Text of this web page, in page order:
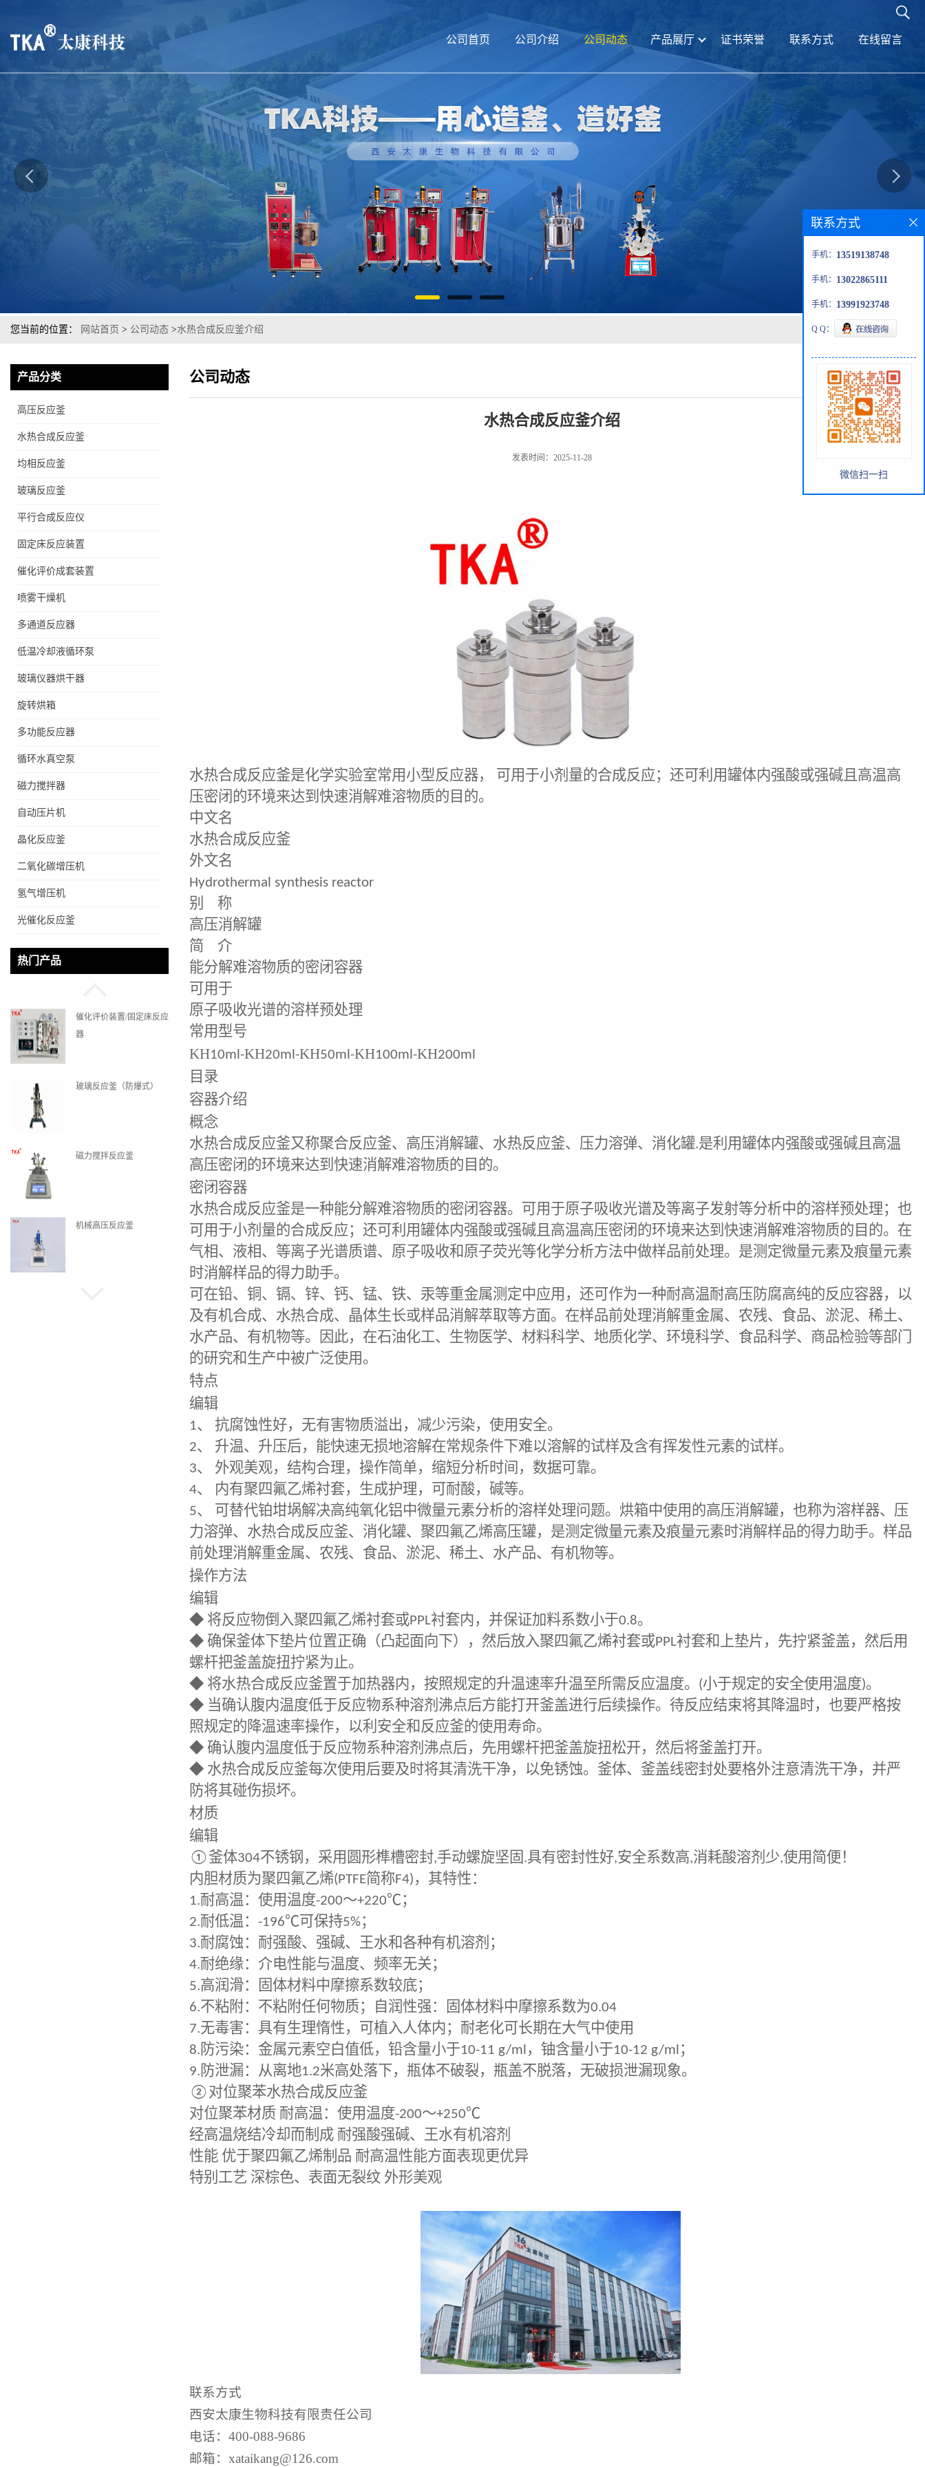
公司首页 公司介绍 公司动态 产品展厅 证书荣誉 联系方式 在线留言
您当前的位置： 网站首页 > 公司动态 >水热合成反应釜介绍
产品分类
高压反应釜
水热合成反应釜
均相反应釜
玻璃反应釜
平行合成反应仪
固定床反应装置
催化评价成套装置
喷雾干燥机
多通道反应器
低温冷却液循环泵
玻璃仪器烘干器
旋转烘箱
多功能反应器
循环水真空泵
磁力搅拌器
自动压片机
晶化反应釜
二氧化碳增压机
氢气增压机
光催化反应釜
热门产品
实验室反应釜
催化评价装置/固定床反应
器
玻璃反应釜（防爆式）
磁力搅拌反应釜
机械高压反应釜
公司动态
水热合成反应釜介绍
发表时间：2025-11-28
水热合成反应釜是化学实验室常用小型反应器，
可用于小剂量的合成反应；还可利用罐体内强酸或强碱且高温高
压密闭的环境来达到快速消解难溶物质的目的。
中文名
水热合成反应釜
外文名
Hydrothermal synthesis reactor
别
称
高压消解罐
简
介
能分解难溶物质的密闭容器
可用于
原子吸收光谱的溶样预处理
常用型号
KH10ml-KH20ml-KH50ml-KH100ml-KH200ml
目录
容器介绍
概念
水热合成反应釜又称聚合反应釜、高压消解罐、水热反应釜、压力溶弹、消化罐.是利用罐体内强酸或强碱且高温
高压密闭的环境来达到快速消解难溶物质的目的。
密闭容器
水热合成反应釜是一种能分解难溶物质的密闭容器。可用于原子吸收光谱及等离子发射等分析中的溶样预处理；也
可用于小剂量的合成反应；还可利用罐体内强酸或强碱且高温高压密闭的环境来达到快速消解难溶物质的目的。在
气相、液相、等离子光谱质谱、原子吸收和原子荧光等化学分析方法中做样品前处理。是测定微量元素及痕量元素
时消解样品的得力助手。
可在铅、铜、镉、锌、钙、锰、铁、汞等重金属测定中应用，还可作为一种耐高温耐高压防腐高纯的反应容器，以
及有机合成、水热合成、晶体生长或样品消解萃取等方面。在样品前处理消解重金属、农残、食品、淤泥、稀土、
水产品、有机物等。因此，在石油化工、生物医学、材料科学、地质化学、环境科学、食品科学、商品检验等部门
的研究和生产中被广泛使用。
特点
编辑
1、 抗腐蚀性好，无有害物质溢出，减少污染，使用安全。
2、 升温、升压后，能快速无损地溶解在常规条件下难以溶解的试样及含有挥发性元素的试样。
3、 外观美观，结构合理，操作简单，缩短分析时间，数据可靠。
4、 内有聚四氟乙烯衬套，生成护理，可耐酸，碱等。
5、 可替代铂坩埚解决高纯氧化铝中微量元素分析的溶样处理问题。烘箱中使用的高压消解罐，也称为溶样器、压
力溶弹、水热合成反应釜、消化罐、聚四氟乙烯高压罐，是测定微量元素及痕量元素时消解样品的得力助手。样品
前处理消解重金属、农残、食品、淤泥、稀土、水产品、有机物等。
操作方法
编辑
◆ 将反应物倒入聚四氟乙烯衬套或PPL衬套内，并保证加料系数小于0.8。
◆ 确保釜体下垫片位置正确（凸起面向下），然后放入聚四氟乙烯衬套或PPL衬套和上垫片，先拧紧釜盖，然后用
螺杆把釜盖旋扭拧紧为止。
◆ 将水热合成反应釜置于加热器内，按照规定的升温速率升温至所需反应温度。 (小于规定的安全使用温度)。
◆ 当确认腹内温度低于反应物系种溶剂沸点后方能打开釜盖进行后续操作。待反应结束将其降温时，也要严格按
照规定的降温速率操作，以利安全和反应釜的使用寿命。
◆ 确认腹内温度低于反应物系种溶剂沸点后，先用螺杆把釜盖旋扭松开，然后将釜盖打开。
◆ 水热合成反应釜每次使用后要及时将其清洗干净，以免锈蚀。釜体、釜盖线密封处要格外注意清洗干净，并严
防将其碰伤损坏。
材质
编辑
① 釜体304不锈钢，采用圆形榫槽密封,手动螺旋坚固 .具有密封性好,安全系数高,消耗酸溶剂少,使用简便！
内胆材质为聚四氟乙烯(PTFE简称F4)，其特性：
1.耐高温：使用温度-200～+220℃；
2.耐低温： -196℃可保持5%；
3.耐腐蚀：耐强酸、强碱、王水和各种有机溶剂；
4.耐绝缘：介电性能与温度、频率无关；
5.高润滑：固体材料中摩擦系数较底；
6.不粘附：不粘附任何物质；自润性强：固体材料中摩擦系数为0.04
7.无毒害：具有生理惰性，可植入人体内；耐老化可长期在大气中使用
8. 防污染：金属元素空白值低，铅含量小于10-11 g/ml ，铀含量小于10-12 g/ml ；
9. 防泄漏：从离地1.2米高处落下，瓶体不破裂，瓶盖不脱落，无破损泄漏现象。
② 对位聚苯水热合成反应釜
对位聚苯材质 耐高温：使用温度-200～+250℃
经高温烧结冷却而制成 耐强酸强碱、王水有机溶剂
性能 优于聚四氟乙烯制品 耐高温性能方面表现更优异
特别工艺 深棕色、表面无裂纹 外形美观
联系方式
西安太康生物科技有限责任公司
电话： 400-088-9686
邮箱： xataikang@126.com
联系方式
手机： 13519138748
手机： 13022865111
手机： 13991923748
Q Q：
微信扫一扫